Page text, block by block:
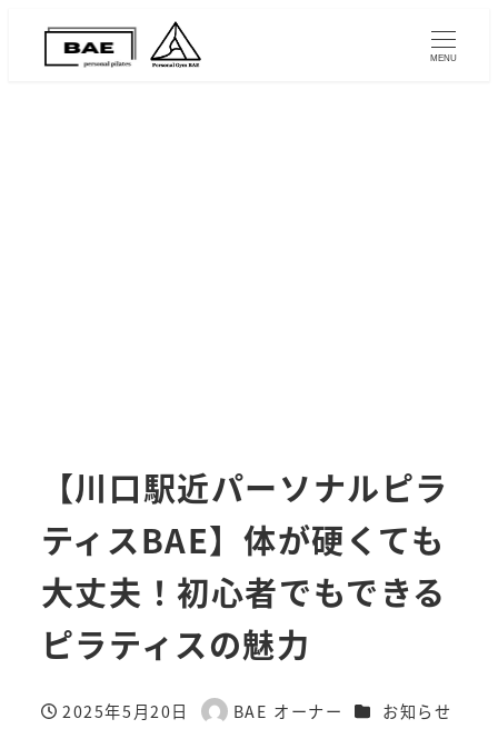
MENU
【川口駅近パーソナルピラ
ティスBAE】体が硬くても
大丈夫！初心者でもできる
ピラティスの魅力
投稿日
2025年5月20日
著
BAE オーナー カテゴリー
お知らせ